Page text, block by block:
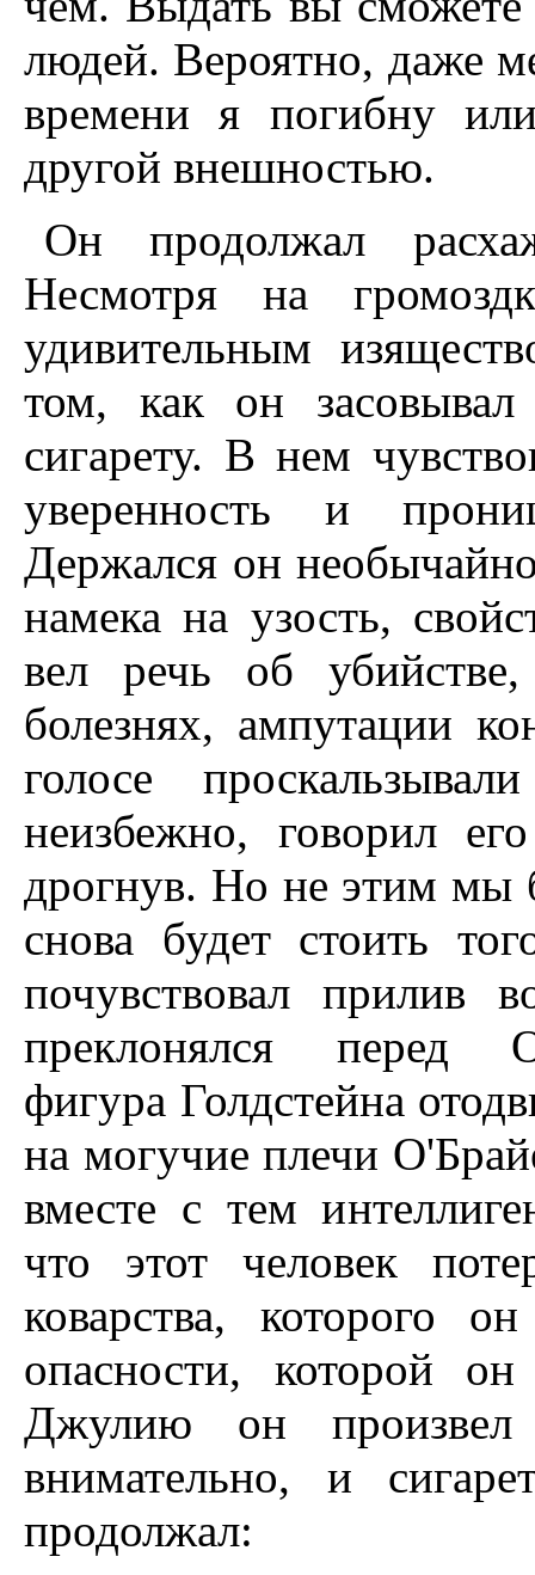
людей. Вероятно, даже
времени я погибну
другой внешностью.
Он продолжал
Несмотря на
удивительным
том, как он
сигарету. В нем
уверенность и
Держался он
намека на узость,
вел речь об убийстве,
болезнях, ампутации
голосе
неизбежно, говорил
дрогнув. Но не этим мы
снова будет стоить
почувствовал прилив
преклонялся перед
фигура Голдстейна
на могучие плечи
вместе с тем
что этот человек
коварства, которого
опасности, которой
Джулию он произвел
внимательно, и
продолжал: